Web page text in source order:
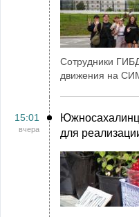
Сотрудники
движения на
15:01
вчера
для